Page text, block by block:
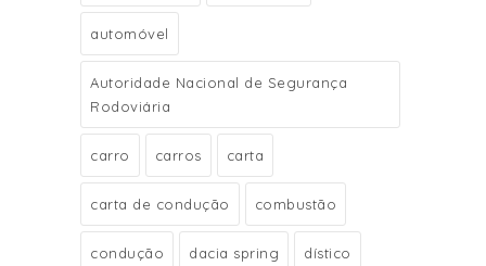
automóvel
Autoridade Nacional de Segurança
Rodoviária
carro carros carta
carta de condução combustão
condução dacia spring dístico